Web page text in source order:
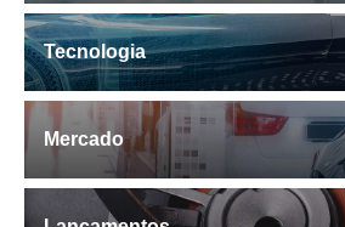
Tecnologia
Mercado